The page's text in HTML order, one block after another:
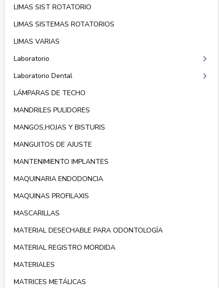
LIMAS SIST ROTATORIO
LIMAS SISTEMAS ROTATORIOS
LIMAS VARIAS
Laboratorio
keyboard_arrow_right
Laboratorio Dental keyboard_arrow_right
LÁMPARAS DE TECHO
MANDRILES PULIDORES
MANGOS,HOJAS Y BISTURIS
MANGUITOS DE AJUSTE
MANTENIMIENTO IMPLANTES
MAQUINARIA ENDODONCIA
MAQUINAS PROFILAXIS
MASCARILLAS
MATERIAL DESECHABLE PARA ODONTOLOGÍA
MATERIAL REGISTRO MORDIDA
MATERIALES
MATRICES METÁLICAS